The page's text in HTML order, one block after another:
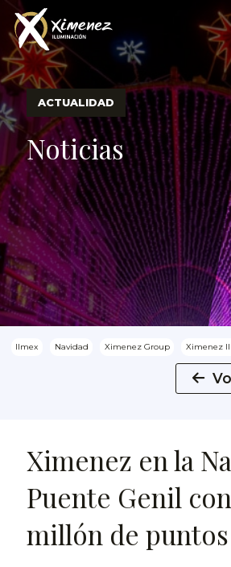
ACTUALIDAD
Noticias
Ilmex Navidad Ximenez Group Ximenez
Ximenez en la
Puente Genil
millón de